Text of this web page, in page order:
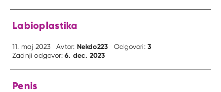
Labioplastika
11. maj 2023 Avtor: Nekdo223 Odgovori:3
Zadnji odgovor:6. dec. 2023
Penis